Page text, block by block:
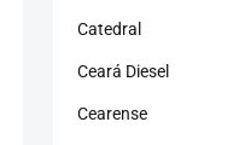
Catedral
Ceará Diesel
Cearense